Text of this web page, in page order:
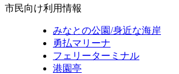
市民向け利用情報
みなとの公園/身近な海岸
勇払マリーナ
フェリーターミナル
港園亭